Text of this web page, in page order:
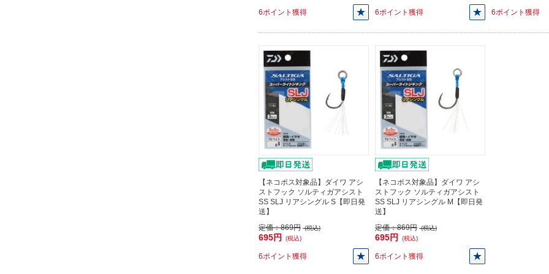
6ポイント獲得 6ポイント獲得 6ポイント獲得
【ネコポス対象品】ダイワ アシ
ストフック ソルティガアシスト
SS SLJ リアシングル S【即日発
送】
定価：869円 (税込)
695円 (税込)
6ポイント獲得
【ネコポス対象品】ダイワ アシ
ストフック ソルティガアシスト
SS SLJ リアシングル M【即日発
送】
定価：869円 (税込)
695円 (税込)
6ポイント獲得